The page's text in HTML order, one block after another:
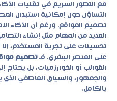
مع التطور السريع في تقنيات
التساؤل حول إمكانية استبدال
تصميم المواقع. ورغم أن الذكاء
العديد من المهام مثل إنشاء
تحسينات على تجربة المستخدم، إلا
على العنصر البشري. فـ تصميم
القوالب أو الخوارزميات، بل يحتاج
والجمهور، والسياق العاطفي
بالكامل.